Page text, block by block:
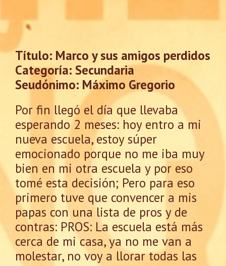
Título: Marco y sus amigos perdidos
Categoría: Secundaria
Seudónimo: Máximo Gregorio
Por fin llegó el día que llevaba
esperando 2 meses: hoy entro a mi
nueva escuela, estoy súper
emocionado porque no me iba muy
bien en mi otra escuela y por eso
tomé esta decisión; Pero para eso
primero tuve que convencer a mis
papas con una lista de pros y de
contras: PROS: La escuela está más
cerca de mi casa, ya no me van a
molestar, no voy a llorar todas las